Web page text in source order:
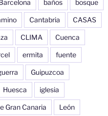
baños bosque
Cantabria CASAS
CLIMA Cuenca
ermita fuente
Guipuzcoa
Huesca iglesia
Gran Canaria León